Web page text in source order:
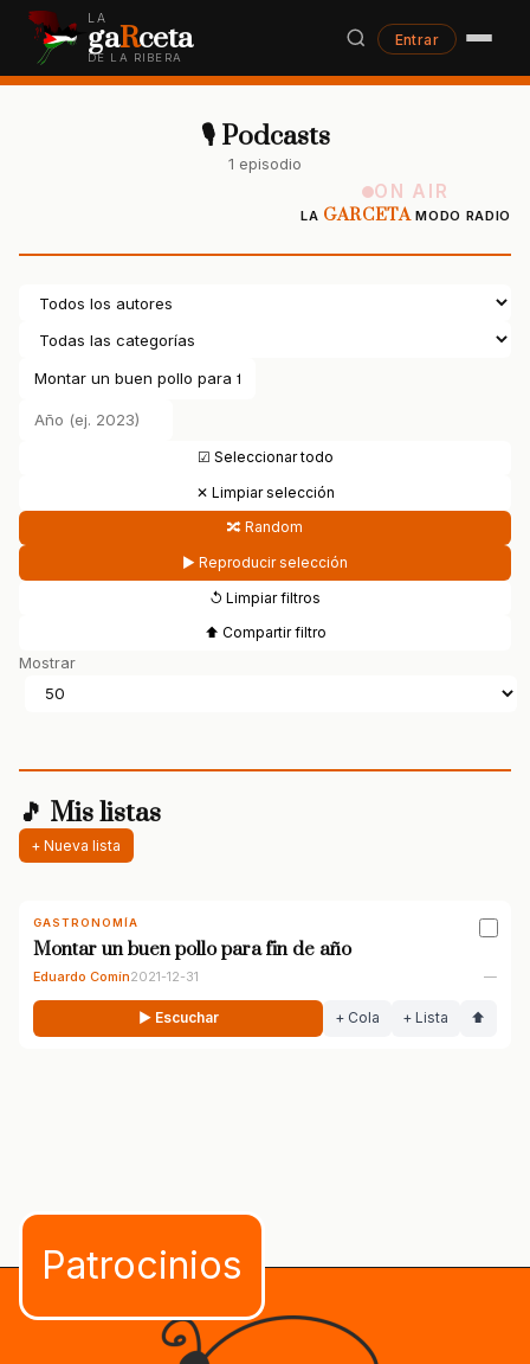
LA
gaRceta
DE LA RIBERA
Entrar
🎙 Podcasts
1 episodio
ON AIR
LA GARCETAMODO RADIO
☑ Seleccionar todo
✕ Limpiar selección
🔀 Random
▶ Reproducir selección
↺ Limpiar filtros
⬆ Compartir filtro
Mostrar
🎵 Mis listas
+ Nueva lista
GASTRONOMÍA
Montar un buen pollo para fin de año
Eduardo Comín2021-12-31 —
▶ Escuchar + Cola + Lista ⬆